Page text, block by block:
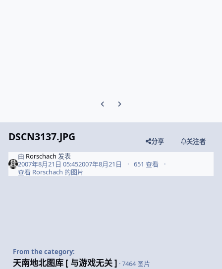
Previous carousel slide
Next carousel slide
DSCN3137.JPG 分享
关注者
由 Rorschach 发表
2007年8月21日 05:452007年8月21日
651 查看
查看 Rorschach 的图片
From the category:
天南地北图库 [ 与游戏无关 ] · 7464 图片